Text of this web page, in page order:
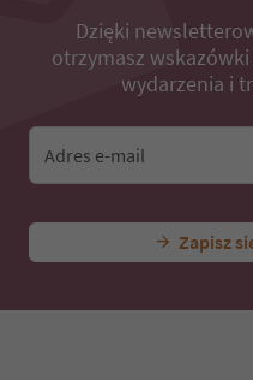
Dzięki
otrzymasz
wydarzenia i
Adres e-mail
Zapisz